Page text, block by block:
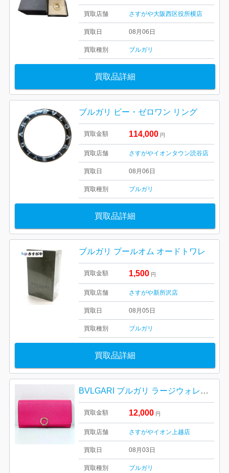
買取店舗 さすがや大阪西区役所横店
買取日 08月06日
買取種別 ブルガリ
買取品詳細
ブルガリ ビー・ゼロワン リング
買取金額 114,000 円
買取店舗 さすがやイオンタウン読谷店
買取日 08月06日
買取種別 ブルガリ
買取品詳細
ブルガリ プールオム オードトワレ
買取金額 1,500 円
買取店舗 さすがや新所沢店
買取日 08月05日
買取種別 ブルガリ
買取品詳細
BVLGARI ブルガリ ラージウォレット 長財布
買取金額 12,000 円
買取店舗 さすがやイオン上越店
買取日 08月03日
買取種別 ブルガリ